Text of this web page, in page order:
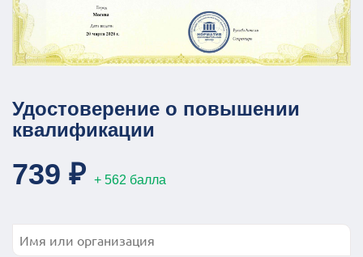
Удостоверение о повышении
квалификации
739 ₽ + 562 балла